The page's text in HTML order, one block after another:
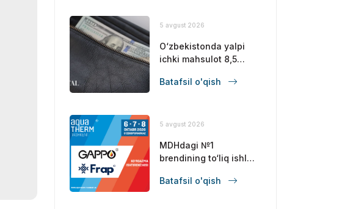
5 avgust 2026
O‘zbekistonda yalpi
ichki mahsulot 8,5
Batafsil o'qish
5 avgust 2026
MDHdagi №1
brendining to‘liq ishlab
premium santexnika
Batafsil o'qish